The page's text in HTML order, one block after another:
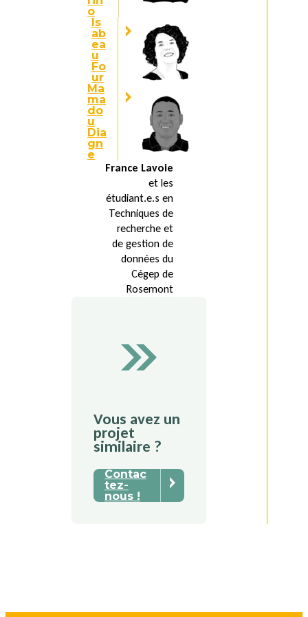
o
Is
ab
ea
u
Fo
ur
Ma
ma
do
u
Dia
gn
e
France Lavoie
et les
étudiant.e.s en
Techniques de
recherche et
de gestion de
données du
Cégep de
Rosemont
Vous avez un
projet
similaire ?
Contac
tez-
nous !